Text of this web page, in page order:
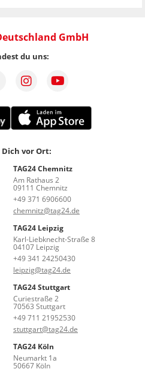
GmbH
du uns:
vor Ort:
TAG24 Chemnitz
Am Rathaus 2
09111 Chemnitz
+49 371 6906600
chemnitz@tag24.de
TAG24 Leipzig
Karl-Liebknecht-Straße 8
04107 Leipzig
+49 341 24250430
leipzig@tag24.de
TAG24 Stuttgart
Curiestraße 2
70563 Stuttgart
+49 711 21952530
stuttgart@tag24.de
TAG24 Köln
Neumarkt 1a
50667 Köln